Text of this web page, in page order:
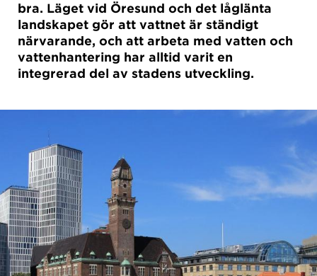
bra. Läget vid Öresund och det låglänta
landskapet gör att vattnet är ständigt
närvarande, och att arbeta med vatten och
vattenhantering har alltid varit en
integrerad del av stadens utveckling.